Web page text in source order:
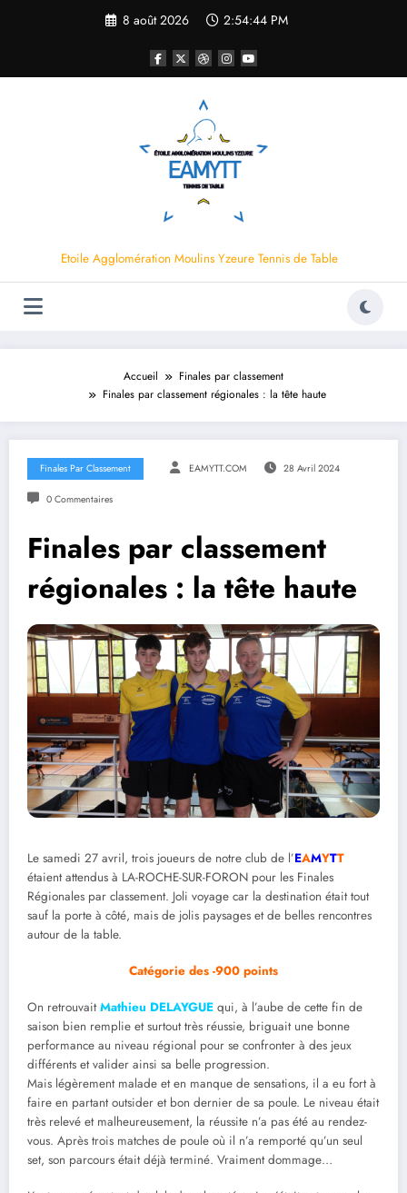
8 août 2026 2:54:44 PM
Etoile Agglomération Moulins Yzeure Tennis de Table
Accueil
Finales par classement
Finales par classement régionales : la tête haute
Finales Par Classement EAMYTT.COM 28 Avril 2024
0 Commentaires
Finales par classement
régionales : la tête haute
Le samedi 27 avril, trois joueurs de notre club de l’EAMYTT
étaient attendus à LA-ROCHE-SUR-FORON pour les Finales
Régionales par classement. Joli voyage car la destination était tout
sauf la porte à côté, mais de jolis paysages et de belles rencontres
autour de la table.
Catégorie des -900 points
On retrouvaitMathieu DELAYGUE qui, à l’aube de cette fin de
saison bien remplie et surtout très réussie, briguait une bonne
performance au niveau régional pour se confronter à des jeux
différents et valider ainsi sa belle progression.
Mais légèrement malade et en manque de sensations, il a eu fort à
faire en partant outsider et bon dernier de sa poule. Le niveau était
très relevé et malheureusement, la réussite n’a pas été au rendez-
vous. Après trois matches de poule où il n’a remporté qu’un seul
set, son parcours était déjà terminé. Vraiment dommage…